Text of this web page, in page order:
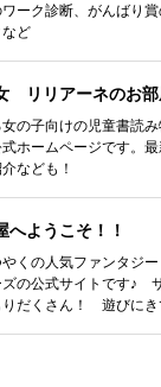
ーク診断、がんばり
ど
リリアーネのお部
の子向けの児童書読
ホームページです。最
なども！
へようこそ！！
くの人気ファンタジ
の公式サイトです♪
りだくさん！ 遊びに